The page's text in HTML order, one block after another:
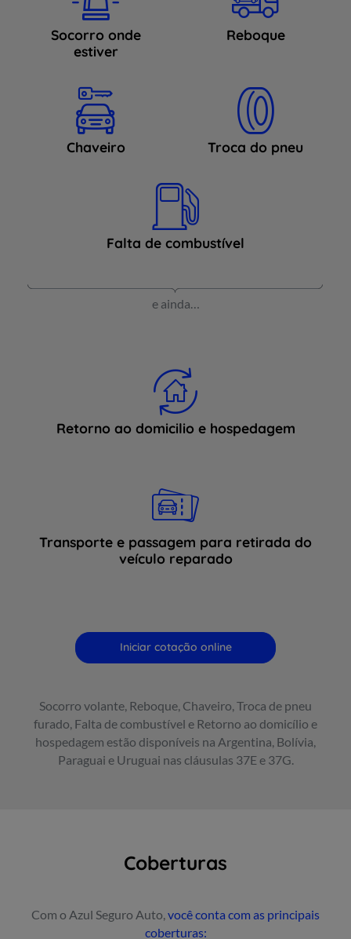
Socorro onde
estiver
Reboque
Chaveiro Troca do pneu
Falta de combustível
e ainda…
Retorno ao domicilio e hospedagem
Transporte e passagem para retirada do
veículo reparado
Iniciar cotação online
Socorro volante, Reboque, Chaveiro, Troca de pneu
furado, Falta de combustível e Retorno ao domicílio e
hospedagem estão disponíveis na Argentina, Bolívia,
Paraguai e Uruguai nas cláusulas 37E e 37G.
Coberturas
Com o Azul Seguro Auto,você conta com as principais
coberturas: